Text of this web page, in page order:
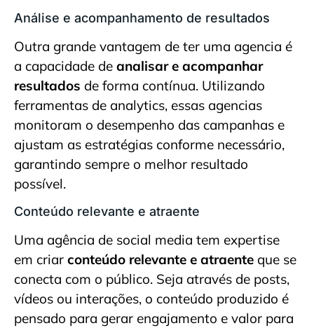
Análise e acompanhamento de resultados
Outra grande vantagem de ter uma agencia é
a capacidade de analisar e acompanhar
resultados de forma contínua. Utilizando
ferramentas de analytics, essas agencias
monitoram o desempenho das campanhas e
ajustam as estratégias conforme necessário,
garantindo sempre o melhor resultado
possível.
Conteúdo relevante e atraente
Uma agência de social media tem expertise
em criar conteúdo relevante e atraente que se
conecta com o público. Seja através de posts,
vídeos ou interações, o conteúdo produzido é
pensado para gerar engajamento e valor para